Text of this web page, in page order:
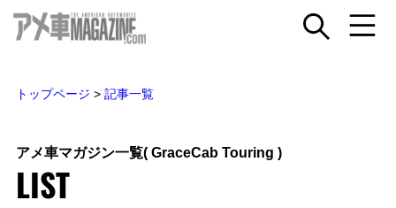
トップページ > 記事一覧
アメ車マガジン一覧( GraceCab Touring )
LIST